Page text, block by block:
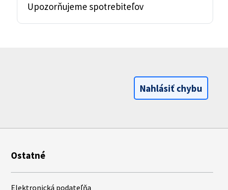
Upozorňujeme spotrebiteľov
Nahlásiť chybu
Ostatné
Elektronická podateľňa